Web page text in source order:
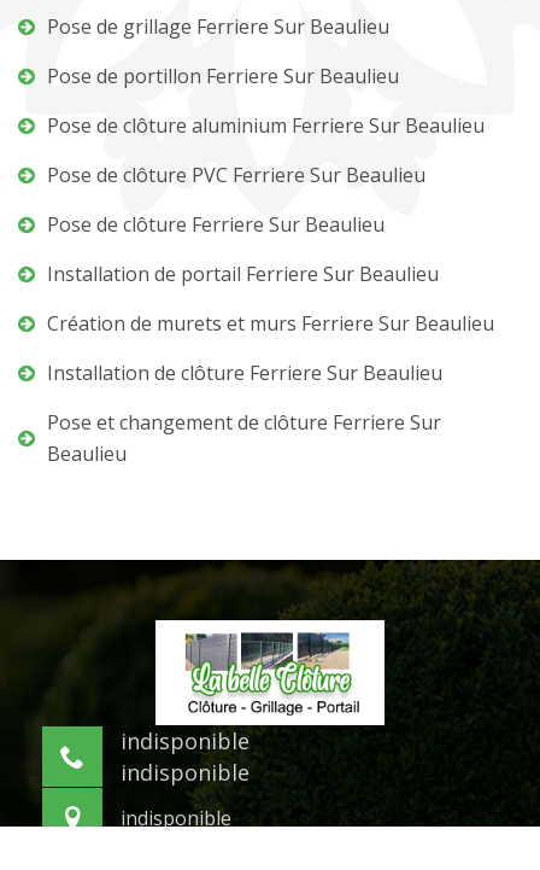
Pose de grillage Ferriere Sur Beaulieu
Pose de portillon Ferriere Sur Beaulieu
Pose de clôture aluminium Ferriere Sur Beaulieu
Pose de clôture PVC Ferriere Sur Beaulieu
Pose de clôture Ferriere Sur Beaulieu
Installation de portail Ferriere Sur Beaulieu
Création de murets et murs Ferriere Sur Beaulieu
Installation de clôture Ferriere Sur Beaulieu
Pose et changement de clôture Ferriere Sur
Beaulieu
indisponible
indisponible
indisponible